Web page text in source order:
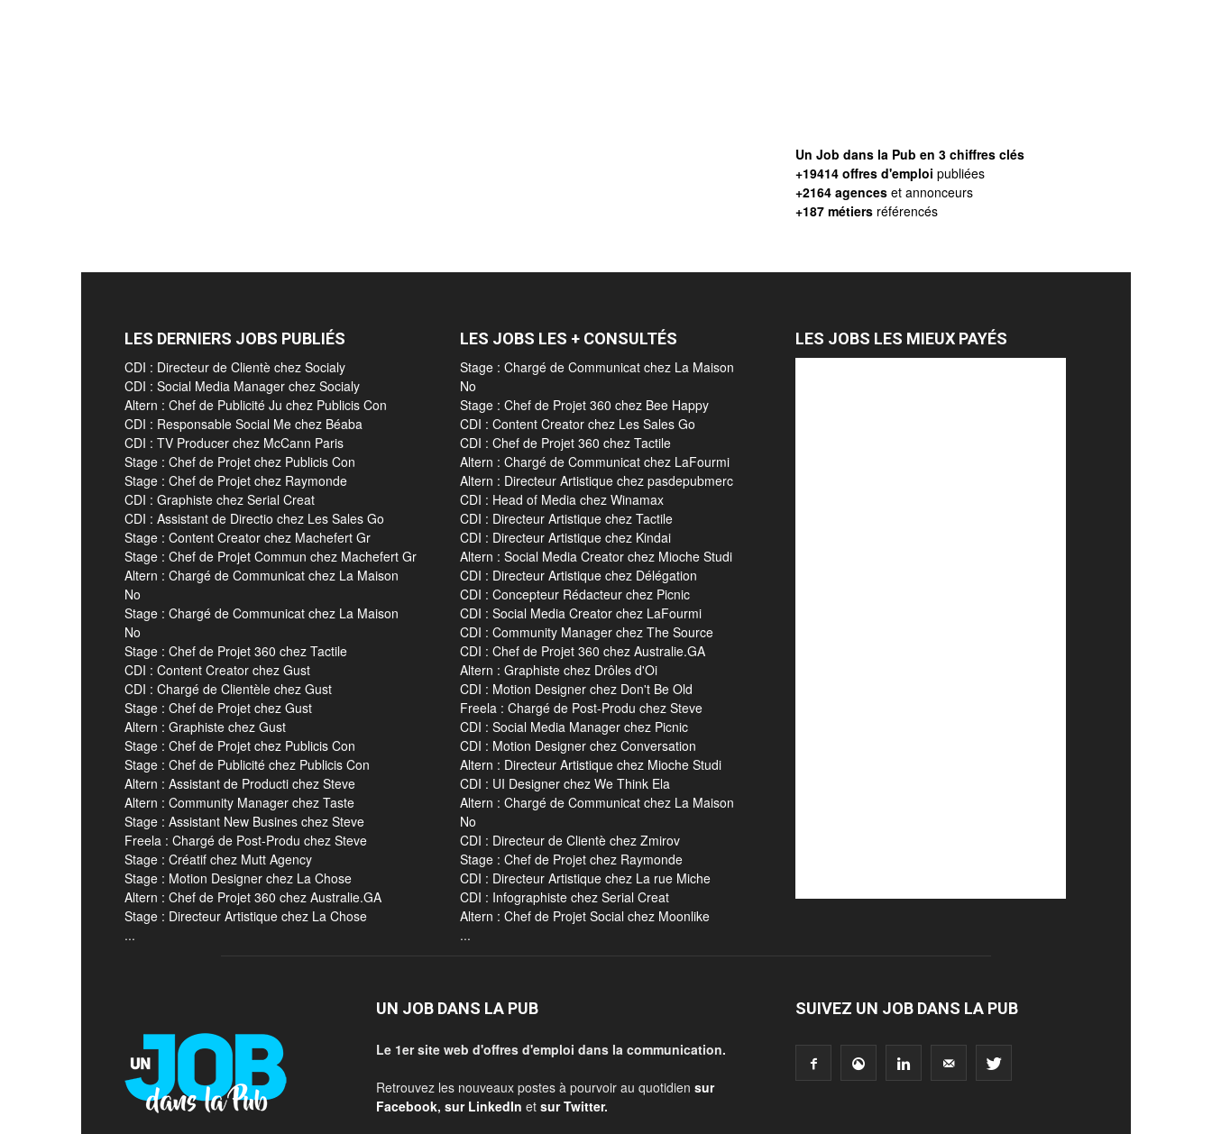
Un Job dans la Pub en 3 chiffres clés
+19414 offres d'emploi publiées
+2164 agences et annonceurs
+187 métiers référencés
LES DERNIERS JOBS PUBLIÉS
CDI : Directeur de Clientè chez Socialy
CDI : Social Media Manager chez Socialy
Altern : Chef de Publicité Ju chez Publicis Con
CDI : Responsable Social Me chez Béaba
CDI : TV Producer chez McCann Paris
Stage : Chef de Projet chez Publicis Con
Stage : Chef de Projet chez Raymonde
CDI : Graphiste chez Serial Creat
CDI : Assistant de Directio chez Les Sales Go
Stage : Content Creator chez Machefert Gr
Stage : Chef de Projet Commun chez Machefert Gr
Altern : Chargé de Communicat chez La Maison
No
Stage : Chargé de Communicat chez La Maison
No
Stage : Chef de Projet 360 chez Tactile
CDI : Content Creator chez Gust
CDI : Chargé de Clientèle chez Gust
Stage : Chef de Projet chez Gust
Altern : Graphiste chez Gust
Stage : Chef de Projet chez Publicis Con
Stage : Chef de Publicité chez Publicis Con
Altern : Assistant de Producti chez Steve
Altern : Community Manager chez Taste
Stage : Assistant New Busines chez Steve
Freela : Chargé de Post-Produ chez Steve
Stage : Créatif chez Mutt Agency
Stage : Motion Designer chez La Chose
Altern : Chef de Projet 360 chez Australie.GA
Stage : Directeur Artistique chez La Chose
...
LES JOBS LES + CONSULTÉS
Stage : Chargé de Communicat chez La Maison
No
Stage : Chef de Projet 360 chez Bee Happy
CDI : Content Creator chez Les Sales Go
CDI : Chef de Projet 360 chez Tactile
Altern : Chargé de Communicat chez LaFourmi
Altern : Directeur Artistique chez pasdepubmerc
CDI : Head of Media chez Winamax
CDI : Directeur Artistique chez Tactile
CDI : Directeur Artistique chez Kindai
Altern : Social Media Creator chez Mioche Studi
CDI : Directeur Artistique chez Délégation
CDI : Concepteur Rédacteur chez Picnic
CDI : Social Media Creator chez LaFourmi
CDI : Community Manager chez The Source
CDI : Chef de Projet 360 chez Australie.GA
Altern : Graphiste chez Drôles d'Oi
CDI : Motion Designer chez Don't Be Old
Freela : Chargé de Post-Produ chez Steve
CDI : Social Media Manager chez Picnic
CDI : Motion Designer chez Conversation
Altern : Directeur Artistique chez Mioche Studi
CDI : UI Designer chez We Think Ela
Altern : Chargé de Communicat chez La Maison
No
CDI : Directeur de Clientè chez Zmirov
Stage : Chef de Projet chez Raymonde
CDI : Directeur Artistique chez La rue Miche
CDI : Infographiste chez Serial Creat
Altern : Chef de Projet Social chez Moonlike
...
LES JOBS LES MIEUX PAYÉS
UN JOB DANS LA PUB
Le 1er site web d'offres d'emploi dans la communication.
Retrouvez les nouveaux postes à pourvoir au quotidien sur
Facebook, sur LinkedIn et sur Twitter.
SUIVEZ UN JOB DANS LA PUB